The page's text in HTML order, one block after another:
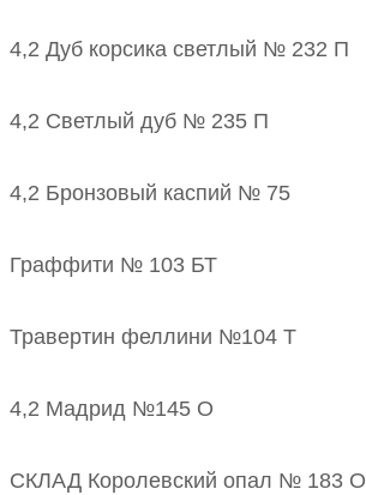
4,2 Дуб корсика светлый № 232 П
4,2 Светлый дуб № 235 П
4,2 Бронзовый каспий № 75
Граффити № 103 БТ
Травертин феллини №104 Т
4,2 Мадрид №145 О
СКЛАД Королевский опал № 183 О